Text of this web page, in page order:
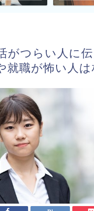
がつらい人に
就職が怖い人